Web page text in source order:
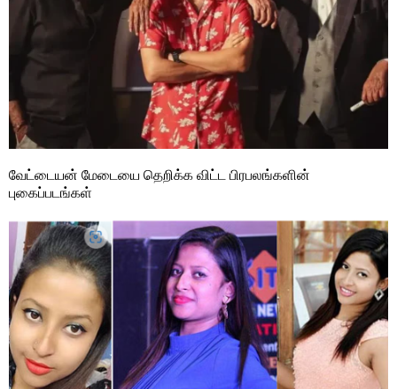
வேட்டையன் மேடையை தெறிக்க விட்ட பிரபலங்களின்
புகைப்படங்கள்